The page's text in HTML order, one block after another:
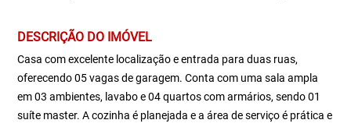
DESCRIÇÃO DO IMÓVEL
Casa com excelente localização e entrada para duas ruas,
oferecendo 05 vagas de garagem. Conta com uma sala ampla
em 03 ambientes, lavabo e 04 quartos com armários, sendo 01
suíte master. A cozinha é planejada e a área de serviço é prática e